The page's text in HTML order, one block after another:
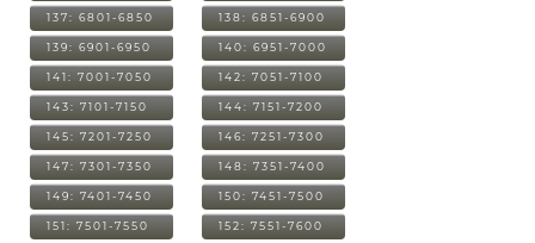
137: 6801-6850 138: 6851-6900
139: 6901-6950 140: 6951-7000
141: 7001-7050 142: 7051-7100
143: 7101-7150 144: 7151-7200
145: 7201-7250 146: 7251-7300
147: 7301-7350 148: 7351-7400
149: 7401-7450 150: 7451-7500
151: 7501-7550 152: 7551-7600